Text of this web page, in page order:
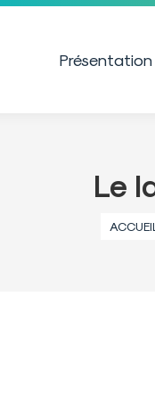
Présentation
Le
Vous
ACCUEIL